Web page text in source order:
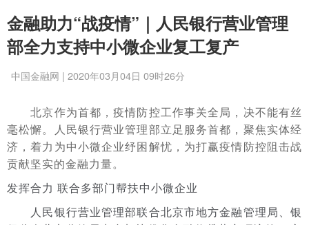
金融助力“战疫情”｜人民银行营业管理
部全力支持中小微企业复工复产
中国金融网 | 2020年03月04日 09时26分
北京作为首都，疫情防控工作事关全局，决不能有丝
毫松懈。人民银行营业管理部立足服务首都，聚焦实体经
济，着力为中小微企业纾困解忧，为打赢疫情防控阻击战
贡献坚实的金融力量。
发挥合力 联合多部门帮扶中小微企业
人民银行营业管理部联合北京市地方金融管理局、银